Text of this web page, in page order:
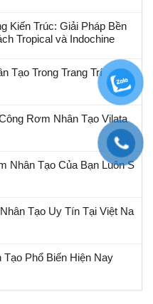
Kiến Trúc: Giải Pháp Bền
Tropical và Indochine
Tạo Trong Trang Trí
Rơm Nhân Tạo Vilata
Nhân Tạo Của Bạn Luôn S
Tạo Uy Tín Tại Việt Na
Phổ Biến Hiện Nay